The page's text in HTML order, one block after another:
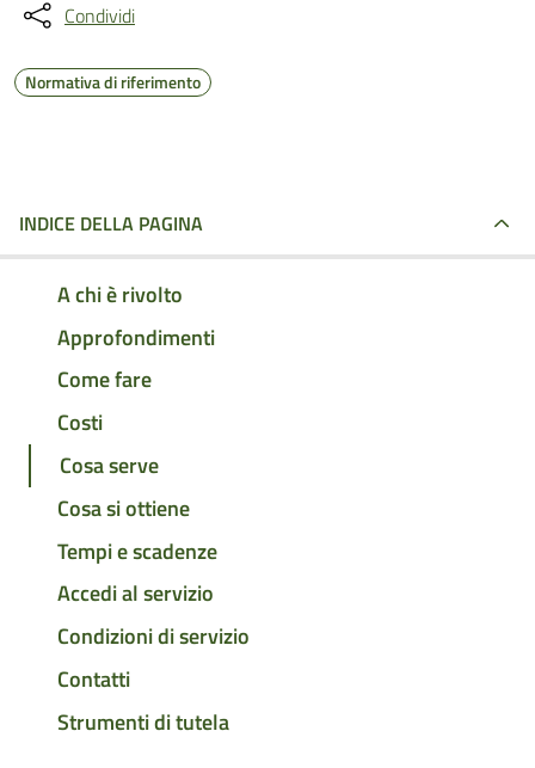
Condividi
Normativa di riferimento
INDICE DELLA PAGINA
A chi è rivolto
Approfondimenti
Come fare
Costi
Cosa serve
Cosa si ottiene
Tempi e scadenze
Accedi al servizio
Condizioni di servizio
Contatti
Strumenti di tutela